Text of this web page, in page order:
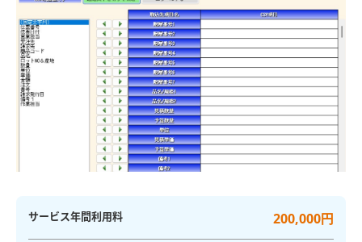
サービス年間利用料 200,000円